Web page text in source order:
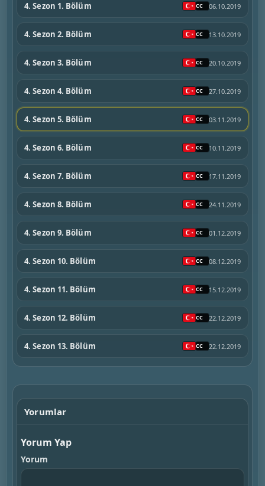
4. Sezon 1. Bölüm 06.10.2019
4. Sezon 2. Bölüm 13.10.2019
4. Sezon 3. Bölüm 20.10.2019
4. Sezon 4. Bölüm 27.10.2019
4. Sezon 5. Bölüm 03.11.2019
4. Sezon 6. Bölüm 10.11.2019
4. Sezon 7. Bölüm 17.11.2019
4. Sezon 8. Bölüm 24.11.2019
4. Sezon 9. Bölüm 01.12.2019
4. Sezon 10. Bölüm 08.12.2019
4. Sezon 11. Bölüm 15.12.2019
4. Sezon 12. Bölüm 22.12.2019
4. Sezon 13. Bölüm 22.12.2019
Yorumlar
Yorum Yap
Yorum